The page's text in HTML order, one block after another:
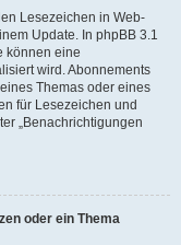
Lesezeichen in Web-
Update. In phpBB 3.1
können eine
wird. Abonnements
Themas oder eines
für Lesezeichen und
„Benachrichtigungen
oder ein Thema